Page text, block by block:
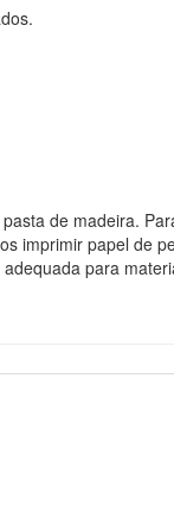
de madeira.
imprimir papel de
para